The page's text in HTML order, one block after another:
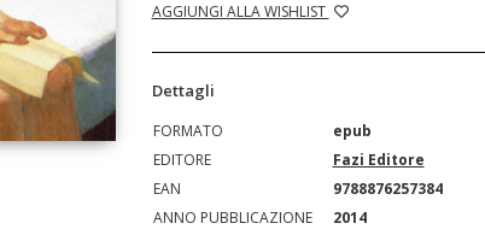
AGGIUNGI ALLA WISHLIST
Dettagli
FORMATO
epub
EDITORE
Fazi Editore
EAN
9788876257384
ANNO PUBBLICAZIONE
2014